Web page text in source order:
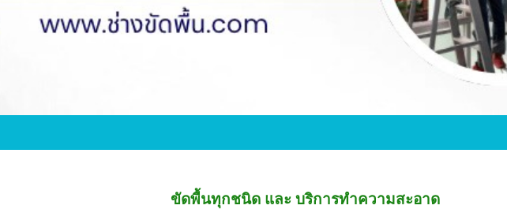
ขัดพื้น
ขัดพื้นทุกชนิด และ บริการทำความสะอาด